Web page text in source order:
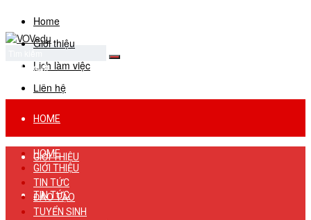
Home
Giới thiệu
Lịch làm việc
Liên hệ
No Result
View All Result
HOME
GIỚI THIỆU
TIN TỨC
HOME
GIỚI THIỆU
TIN TỨC
ĐÀO TẠO
TUYỂN SINH